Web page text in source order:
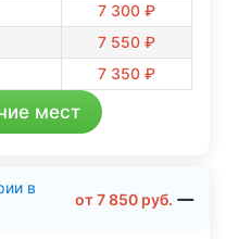
7 300 ₽
7 550 ₽
7 350 ₽
мест
в
от7 850 руб.